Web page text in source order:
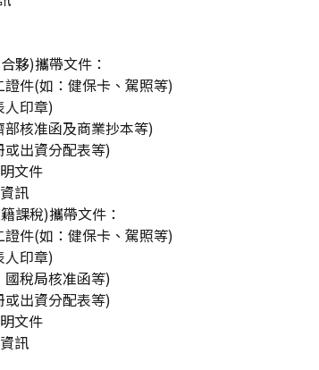
夥)攜帶文件：
件(如：健保卡、駕照等)
人印章)
核准函及商業抄本等)
出資分配表等)
文件
訊
課稅)攜帶文件：
件(如：健保卡、駕照等)
人印章)
稅局核准函等)
出資分配表等)
文件
訊